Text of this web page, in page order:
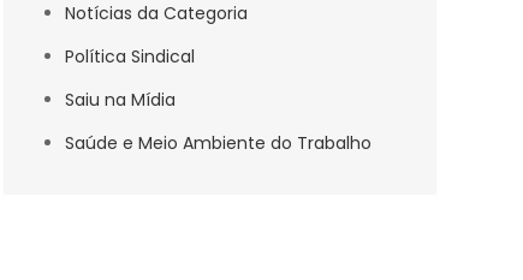
Notícias da Categoria
Política Sindical
Saiu na Mídia
Saúde e Meio Ambiente do Trabalho